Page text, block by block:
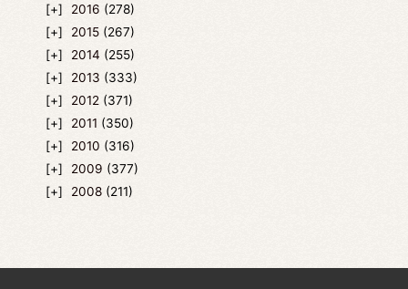
2016 (278)
2015 (267)
2014 (255)
2013 (333)
2012 (371)
2011 (350)
2010 (316)
2009 (377)
2008 (211)